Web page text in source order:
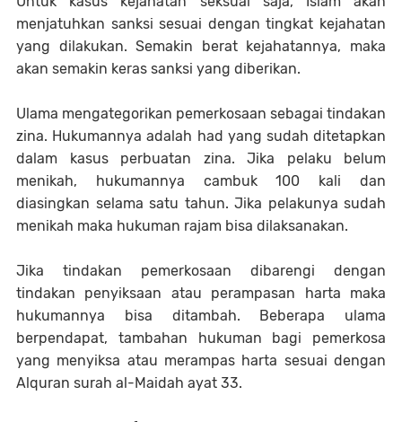
menjatuhkan sanksi sesuai dengan tingkat kejahatan
yang dilakukan. Semakin berat kejahatannya, maka
akan semakin keras sanksi yang diberikan.
Ulama mengategorikan pemerkosaan sebagai tindakan
zina. Hukumannya adalah had yang sudah ditetapkan
dalam kasus perbuatan zina. Jika pelaku belum
menikah, hukumannya cambuk 100 kali dan
diasingkan selama satu tahun. Jika pelakunya sudah
menikah maka hukuman rajam bisa dilaksanakan.
Jika tindakan pemerkosaan dibarengi dengan
tindakan penyiksaan atau perampasan harta maka
hukumannya bisa ditambah. Beberapa ulama
berpendapat, tambahan hukuman bagi pemerkosa
yang menyiksa atau merampas harta sesuai dengan
Alquran surah al-Maidah ayat 33.